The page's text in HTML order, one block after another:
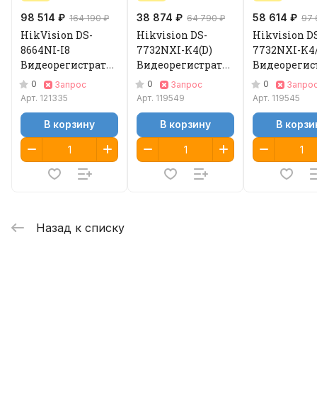
98 514 ₽ 164 190 ₽
HikVision DS-
8664NI-I8
Видеорегистратор
IP 0
Запрос
Арт. 121335
В корзину
38 874 ₽ 64 790 ₽
Hikvision DS-
7732NXI-K4(D)
Видеорегистратор
IP 0
Запрос
Арт. 119549
В корзину
58 614 ₽ 97
Hikvision
7732NXI-
IP 0
Арт. 119545
В
Назад к списку